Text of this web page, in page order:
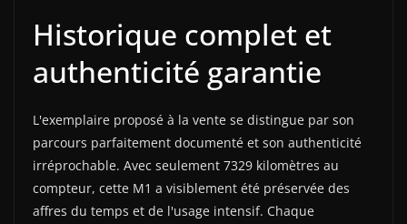
Historique complet et
authenticité garantie
L'exemplaire proposé à la vente se distingue par son
parcours parfaitement documenté et son authenticité
irréprochable. Avec seulement 7329 kilomètres au
compteur, cette M1 a visiblement été préservée des
affres du temps et de l'usage intensif. Chaque